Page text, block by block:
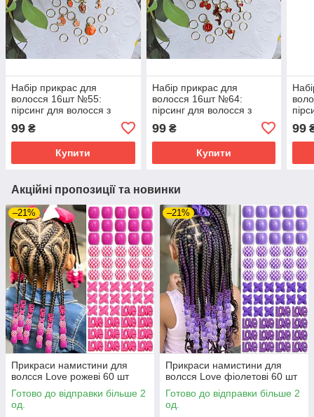
Набір прикрас для
волосся 16шт №55:
пірсинг для волосся з
підвіски з емалью.
99 ₴
Купити
Набір прикрас для
волосся 16шт №64:
пірсинг для волосся з
підвіски з емалью.
99₴
Купити
99
Акційні пропозиції та новинки
–21%
Прикраси намистини для
волсся Love рожеві 60 шт
Готово до відправки більше 2
од.
–21%
Прикраси намистини для
волсся Love фіолетові 60 шт
Готово до відправки більше 2
од.